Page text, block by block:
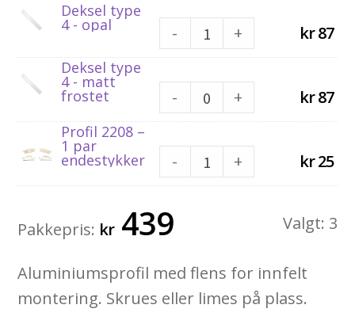
Deksel type
4 - opal - + kr87
Deksel type
4 - matt
frostet - + kr87
Profil 2208 –
1 par
endestykker - + kr25
Pakkepris: kr439 Valgt: 3
Aluminiumsprofil med flens for innfelt
montering. Skrues eller limes på plass.